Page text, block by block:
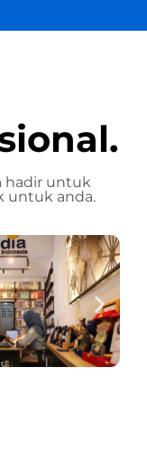
hadir untuk
untuk anda.